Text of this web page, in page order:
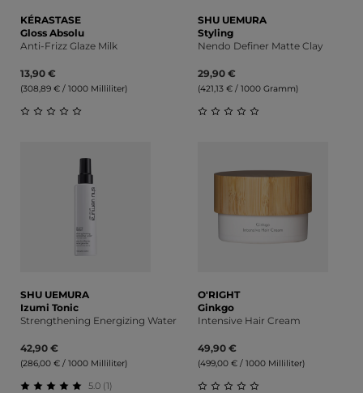
KÉRASTASE
Gloss Absolu
Anti-Frizz Glaze Milk
13,90 €
(308,89 € / 1000 Milliliter)
SHU UEMURA
Styling
Nendo Definer Matte Clay
29,90 €
(421,13 € / 1000 Gramm)
SHU UEMURA
Izumi Tonic
Strengthening Energizing Water
42,90 €
(286,00 € / 1000 Milliliter)
5.0 (1)
O'RIGHT
Ginkgo
Intensive Hair Cream
49,90 €
(499,00 € / 1000 Milliliter)